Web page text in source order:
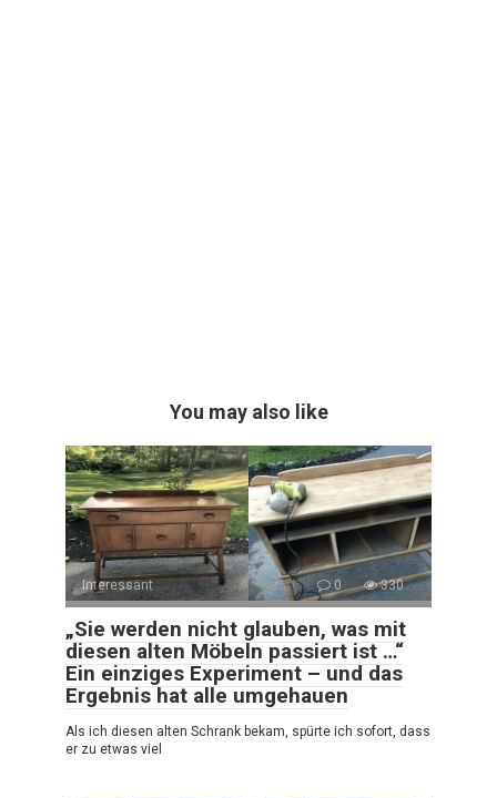
You may also like
Interessant 0 330
„Sie werden nicht glauben, was mit
diesen alten Möbeln passiert ist …“
Ein einziges Experiment – und das
Ergebnis hat alle umgehauen
Als ich diesen alten Schrank bekam, spürte ich sofort, dass
er zu etwas viel